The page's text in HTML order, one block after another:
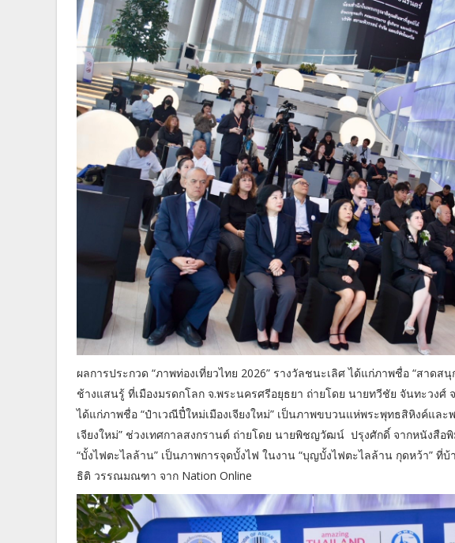
ผลการประกวด “ภาพท่องเที่ยวไทย 2026” รางวัลชนะเลิศ ได้แก่ภาพชื่อ “สาดส
ช้างแสนรู้ ที่เมืองมรดกโลก จ.พระนครศรีอยุธยา ถ่ายโดย นายทวีชัย จันทะวงศ์
ได้แก่ภาพชื่อ “ป๋าเวณีปี๋ใหม่เมืองเจียงใหม่” เป็นภาพขบวนแห่พระพุทธสิหิงค์แล
เจียงใหม่” ช่วงเทศกาลสงกรานต์ ถ่ายโดย นายพิชญวัฒน์ ปรุงศักดิ์ จากหนังสื
“บั้งไฟตะไลล้าน” เป็นภาพการจุดบั้งไฟ ในงาน “บุญบั้งไฟตะไลล้าน กุดหว้า”
ธิติ วรรณมณฑา จาก Nation Online